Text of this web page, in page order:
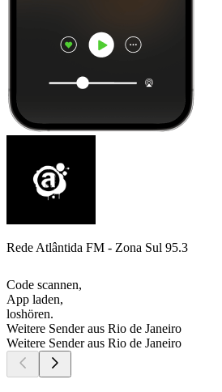
Rede Atlântida FM - Zona Sul 95.3
Code scannen,
App laden,
loshören.
Weitere Sender aus Rio de Janeiro
Weitere Sender aus Rio de Janeiro